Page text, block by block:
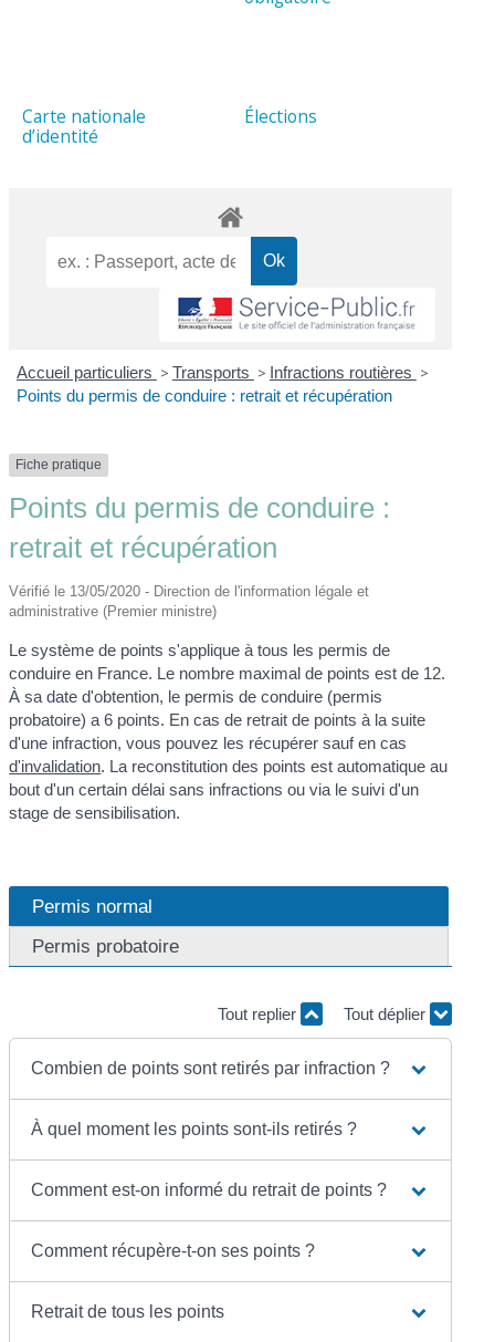
Carte nationale
d’identité
Élections
Accueil particuliers > Transports > Infractions routières >
Points du permis de conduire : retrait et récupération
Fiche pratique
Points du permis de conduire :
retrait et récupération
Vérifié le 13/05/2020 - Direction de l'information légale et
administrative (Premier ministre)
Le système de points s'applique à tous les permis de
conduire en France. Le nombre maximal de points est de 12.
À sa date d'obtention, le permis de conduire (permis
probatoire) a 6 points. En cas de retrait de points à la suite
d'une infraction, vous pouvez les récupérer sauf en cas
d'invalidation. La reconstitution des points est automatique au
bout d'un certain délai sans infractions ou via le suivi d'un
stage de sensibilisation.
Permis normal
Permis probatoire
Tout replier Tout déplier
Combien de points sont retirés par infraction ?
À quel moment les points sont-ils retirés ?
Comment est-on informé du retrait de points ?
Comment récupère-t-on ses points ?
Retrait de tous les points